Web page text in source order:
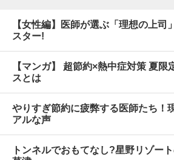
【女性編】医師が選ぶ「理想の上司
スター!
【マンガ】 超節約×熱中症対策 夏限
スとは
やりすぎ節約に疲弊する医師たち！
アルな声
トンネルでおもてなし?星野リゾー